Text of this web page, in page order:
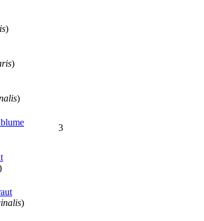
)
)
)
3
)